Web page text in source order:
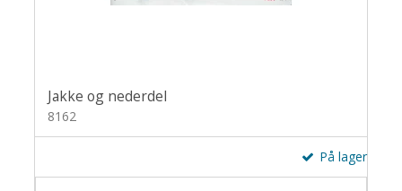
Jakke og nederdel
8162
På lager